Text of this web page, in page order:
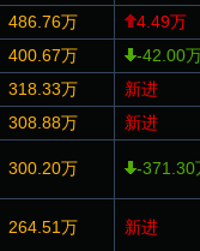
486.76万
4.49万
400.67万
-42.00
318.33万
新进
308.88万 新进
300.20万 -371.30
264.51万 新进